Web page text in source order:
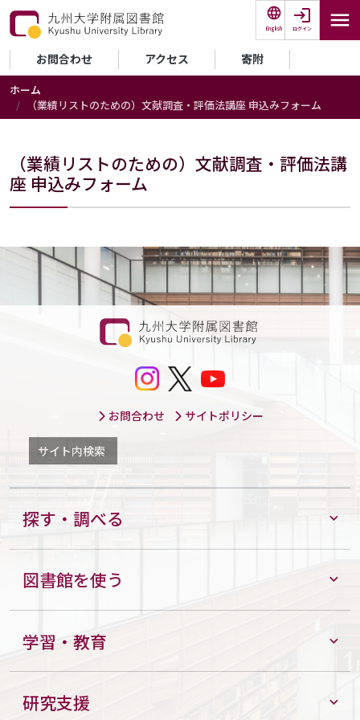
メインコンテンツに移動
English ログイン
セカンダリーメニュー
お問合わせ アクセス 寄附
ホーム
（業績リストのための）文献調査・評価法講座 申込みフォーム
（業績リストのための）文献調査・評価法講
座 申込みフォーム
お問合わせ サイトポリシー
サイト内検索
探す・調べる
図書館を使う
学習・教育
研究支援